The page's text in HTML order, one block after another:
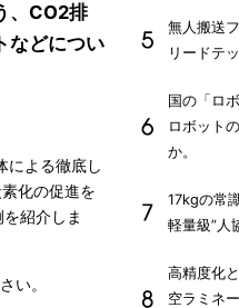
、CO2排
などについ
による徹底し
化の促進を
紹介しま
い。
無人搬送
リードテ
国の「ロ
ロボット
か。
17kgの常
軽量級”人
高精度化
空ラミネ